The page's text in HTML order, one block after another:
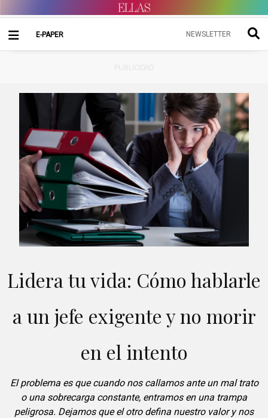
E-PAPER NEWSLETTER
PUBLICIDAD
Lidera tu vida: Cómo hablarle
a un jefe exigente y no morir
en el intento
El problema es que cuando nos callamos ante un mal trato
o una sobrecarga constante, entramos en una trampa
peligrosa. Dejamos que el otro defina nuestro valor y nos